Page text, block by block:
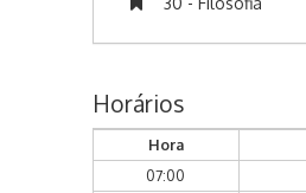
Horários
Hora
07:00